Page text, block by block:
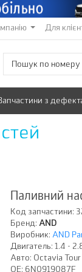
Для
Пошук по номеру
з
Паливний
Код запчастини:
Бренд: AND
Виробник: AND
Двигатель: 1.4 -
Авто: Octavia
OE: 6N0919087F